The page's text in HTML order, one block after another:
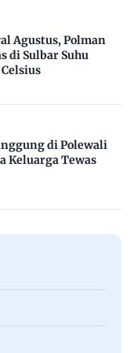
Agustus, Polman
di Sulbar Suhu
di Polewali
Keluarga Tewas